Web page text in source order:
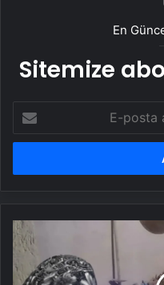
En
Sitemize
posta
adresinizi
Tandır
cinayetinde
gelişme: